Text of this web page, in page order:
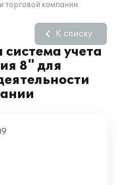
торговой компании
система учета
8" для
К списку